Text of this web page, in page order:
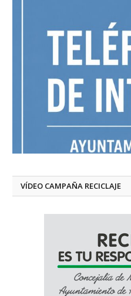
VÍDEO CAMPAÑA RECICLAJE